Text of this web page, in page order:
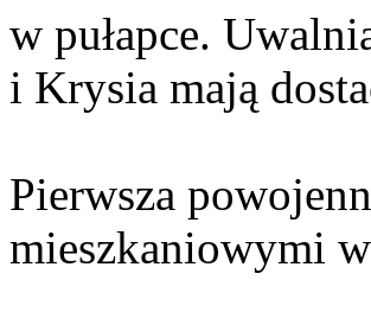
w pułapce.
i Krysia mają
Pierwsza
mieszkaniowymi